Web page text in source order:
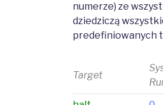
numerze) ze
dziedziczą
predefiniowanych
Target